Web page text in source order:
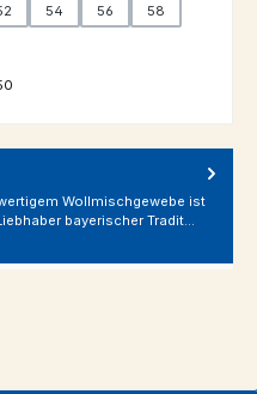
54 56
58
Wollmischgewebe ist
bayerischer Tradit…